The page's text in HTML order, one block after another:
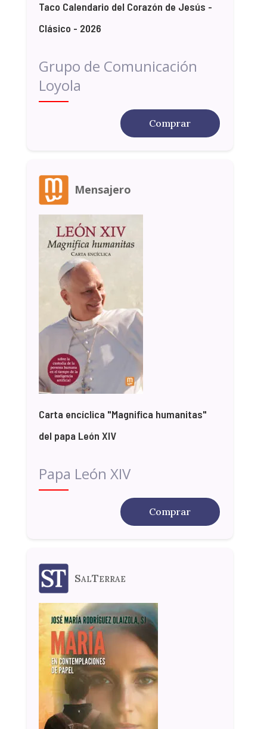
Taco Calendario del Corazón de Jesús -
Clásico - 2026
Grupo de Comunicación
Loyola
Comprar
Mensajero
Carta encíclica "Magnifica humanitas"
del papa León XIV
Papa León XIV
Comprar
SalTerrae